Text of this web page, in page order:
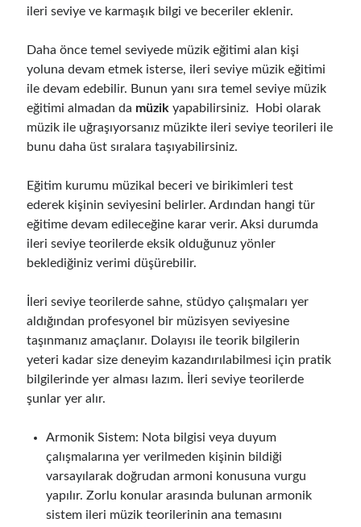
ileri seviye ve karmaşık bilgi ve beceriler eklenir.
Daha önce temel seviyede müzik eğitimi alan kişi
yoluna devam etmek isterse, ileri seviye müzik eğitimi
ile devam edebilir. Bunun yanı sıra temel seviye müzik
eğitimi almadan da müzik yapabilirsiniz. Hobi olarak
müzik ile uğraşıyorsanız müzikte ileri seviye teorileri ile
bunu daha üst sıralara taşıyabilirsiniz.
Eğitim kurumu müzikal beceri ve birikimleri test
ederek kişinin seviyesini belirler. Ardından hangi tür
eğitime devam edileceğine karar verir. Aksi durumda
ileri seviye teorilerde eksik olduğunuz yönler
beklediğiniz verimi düşürebilir.
İleri seviye teorilerde sahne, stüdyo çalışmaları yer
aldığından profesyonel bir müzisyen seviyesine
taşınmanız amaçlanır. Dolayısı ile teorik bilgilerin
yeteri kadar size deneyim kazandırılabilmesi için pratik
bilgilerinde yer alması lazım. İleri seviye teorilerde
şunlar yer alır.
Armonik Sistem: Nota bilgisi veya duyum
çalışmalarına yer verilmeden kişinin bildiği
varsayılarak doğrudan armoni konusuna vurgu
yapılır. Zorlu konular arasında bulunan armonik
sistem ileri müzik teorilerinin ana temasını